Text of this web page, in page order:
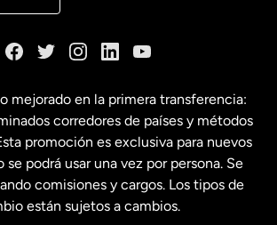
Unidos English
Unidos Español
mejorado en la primera transferencia:
corredores de países y métodos
promoción es exclusiva para nuevos
podrá usar una vez por persona. Se
comisiones y cargos. Los tipos de
están sujetos a cambios.